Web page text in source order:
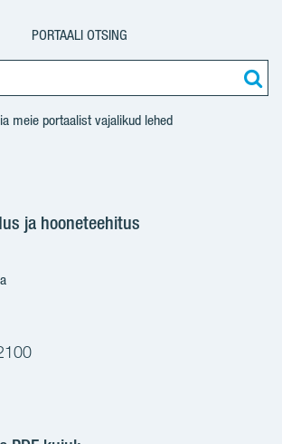
PORTAALI OTSING
meie portaalist vajalikud lehed
ja hooneteehitus